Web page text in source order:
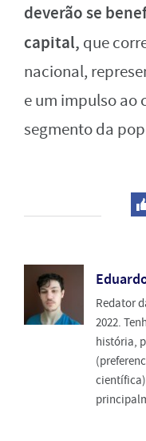
deverão se
capital, que
nacional,
e um impulso ao
segmento da
Redator
2022.
história,